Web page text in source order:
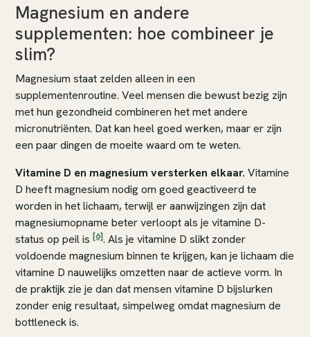
Magnesium en andere
supplementen: hoe combineer je
slim?
Magnesium staat zelden alleen in een
supplementenroutine. Veel mensen die bewust bezig zijn
met hun gezondheid combineren het met andere
micronutriënten. Dat kan heel goed werken, maar er zijn
een paar dingen de moeite waard om te weten.
Vitamine D en magnesium versterken elkaar. Vitamine
D heeft magnesium nodig om goed geactiveerd te
worden in het lichaam, terwijl er aanwijzingen zijn dat
magnesiumopname beter verloopt als je vitamine D-
status op peil is[6]. Als je vitamine D slikt zonder
voldoende magnesium binnen te krijgen, kan je lichaam die
vitamine D nauwelijks omzetten naar de actieve vorm. In
de praktijk zie je dan dat mensen vitamine D bijslurken
zonder enig resultaat, simpelweg omdat magnesium de
bottleneck is.